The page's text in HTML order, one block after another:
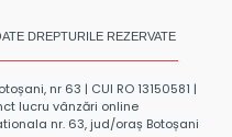
DREPTURILE REZERVATE
nr 63 | CUI RO 13150581 |
lucru vânzări online
nr. 63, jud/oraș Botoșani